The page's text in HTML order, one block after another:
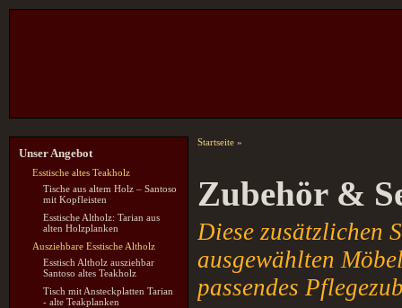
Unser Angebot
Esstische altes Teakholz
Tische aus altem Holz – Santoso
mit Kopfleisten
Esstische Altholz: Tarian aus
alten Holzplanken
Ausziehbare Esstische Altholz
Esstisch Altholz ausziehbar
Santoso altes Teakholz
Tisch mit Ansteckplatten Tarian
- alte Teakplanken
Startseite »
Zubehör &
Diese zusätzlichen
ausgewählten
passendes